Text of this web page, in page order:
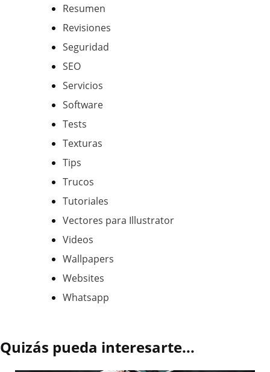
Resumen
Revisiones
Seguridad
SEO
Servicios
Software
Tests
Texturas
Tips
Trucos
Tutoriales
Vectores para Illustrator
Videos
Wallpapers
Websites
Whatsapp
Quizás pueda interesarte...